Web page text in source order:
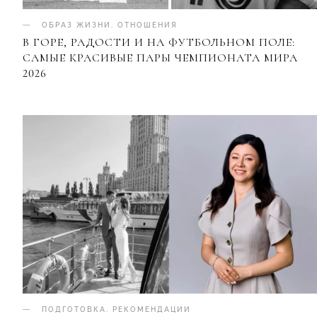
ОБРАЗ ЖИЗНИ . ОТНОШЕНИЯ
В ГОРЕ, РАДОСТИ И НА ФУТБОЛЬНОМ ПОЛЕ:
САМЫЕ КРАСИВЫЕ ПАРЫ ЧЕМПИОНАТА МИРА
2026
ПОДГОТОВКА РЕКОМЕНДАЦИИ